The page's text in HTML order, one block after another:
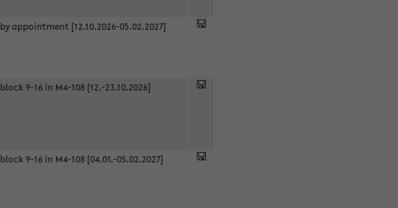
by appointment [12.10.2026-05.02.2027]
block 9-16 in M4-108 [12.-23.10.2026]
block 9-16 in M4-108 [04.01.-05.02.2027]